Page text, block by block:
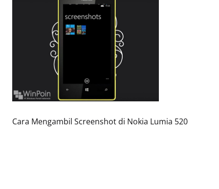
Cara Mengambil Screenshot di Nokia Lumia 520